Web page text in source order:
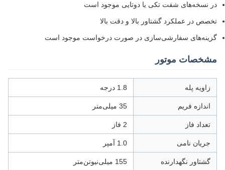
در نسخه‌های شفت تکی یا دوتایی موجود است
تخصص در عملکرد گشتاور بالا و دقت بالا
گزینه‌های سفارشی‌سازی در صورت درخواست موجود است
مشخصات موتور
زاویه پله 1.8 درجه
اندازه فریم 35 میلی‌متر
تعداد فاز
جریان نامی 1.0 آمپر
گشتاور نگهدارنده 155 میلی‌نیوتن‌متر